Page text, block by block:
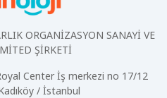
ORGANİZASYON SANAYİ VE
ŞİRKETİ
Center İş merkezi no 17/12
/ İstanbul